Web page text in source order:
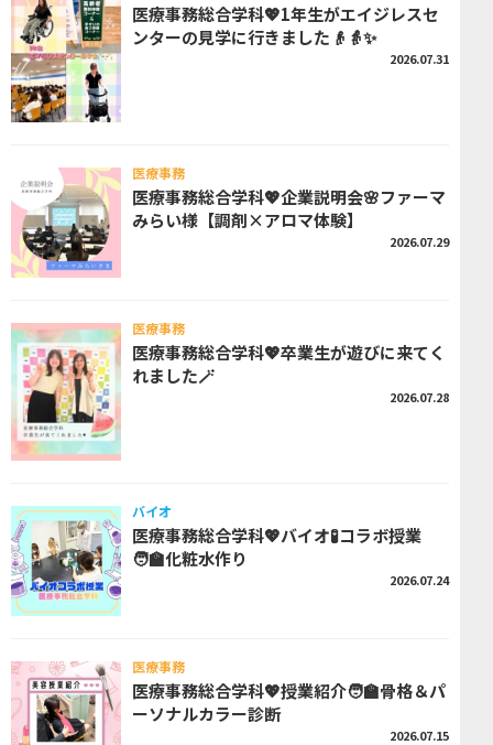
医療事務総合学科💖1年生がエイジレスセ
ンターの見学に行きました👴👵✨
2026.07.31
医療事務
医療事務総合学科💖企業説明会🌸ファーマ
みらい様【調剤×アロマ体験】
2026.07.29
医療事務
医療事務総合学科💖卒業生が遊びに来てく
れました🪄
2026.07.28
バイオ
医療事務総合学科💖バイオ🧪コラボ授業
🧑‍🏫化粧水作り
2026.07.24
医療事務
医療事務総合学科💖授業紹介🧑‍🏫骨格＆パ
ーソナルカラー診断
2026.07.15